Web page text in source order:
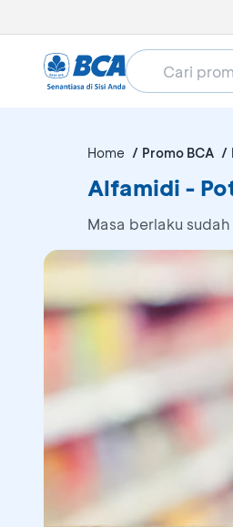
Home Promo BCA
Alfamidi -
Masa berlaku